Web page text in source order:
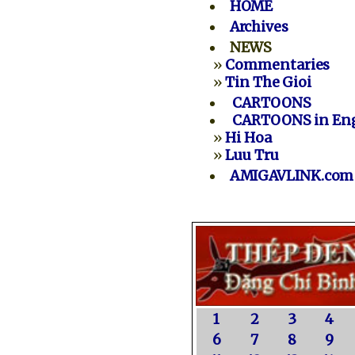
HOME
Archives
NEWS
» Commentaries
»Tin The Gioi
CARTOONS
CARTOONS in
»Hi Hoa
»Luu Tru
AMIGAVLINK.com
1 2 3
4
6
7 8
9